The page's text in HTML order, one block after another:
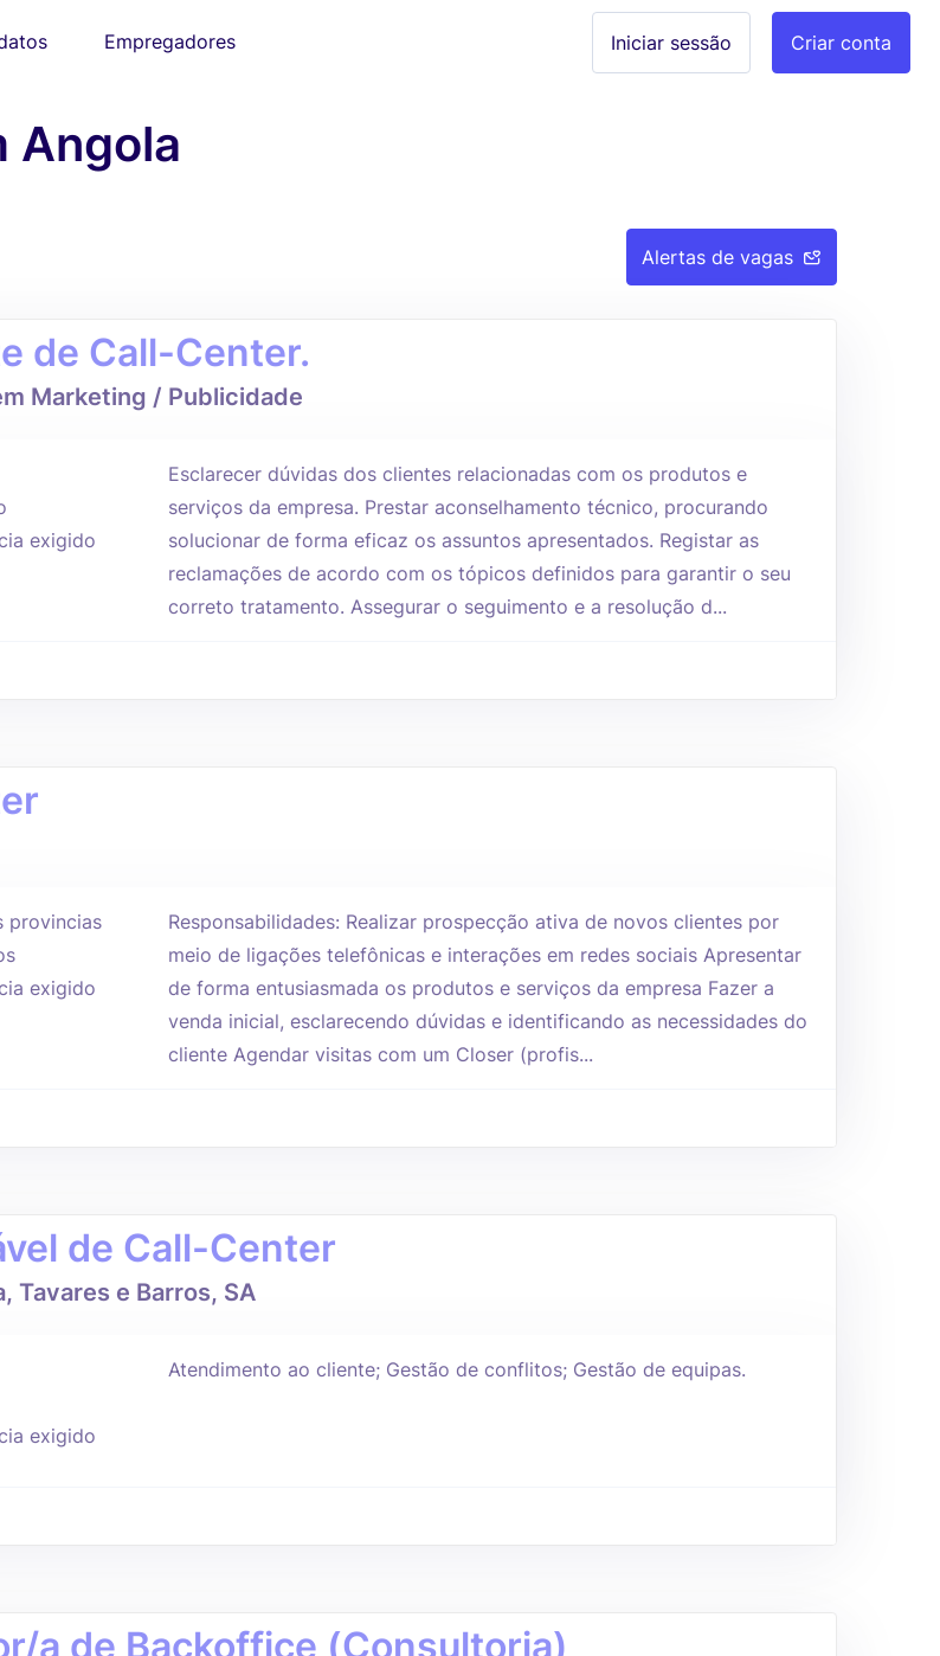
Empregadores Criar conta
Iniciar sessão
Angola
Alertas de vagas
de Call-Center.
Marketing / Publicidade
exigido
Esclarecer dúvidas dos clientes relacionadas com os produtos e
serviços da empresa. Prestar aconselhamento técnico, procurando
solucionar de forma eficaz os assuntos apresentados. Registar as
reclamações de acordo com os tópicos definidos para garantir o seu
correto tratamento. Assegurar o seguimento e a resolução d...
provincias
exigido
Responsabilidades: Realizar prospecção ativa de novos clientes por
meio de ligações telefônicas e interações em redes sociais Apresentar
de forma entusiasmada os produtos e serviços da empresa Fazer a
venda inicial, esclarecendo dúvidas e identificando as necessidades do
cliente Agendar visitas com um Closer (profis...
de Call-Center
Tavares e Barros, SA
exigido
Atendimento ao cliente; Gestão de conflitos; Gestão de equipas.
a de Backoffice (Consultoria)